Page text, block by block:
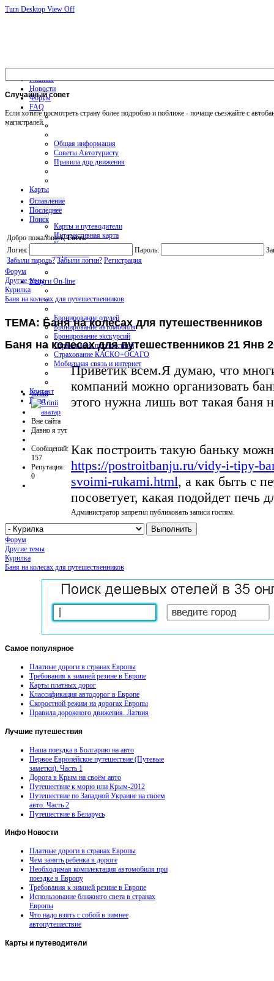
Turn Desktop View Off
Главная
Новости
Форум
FAQ
Общая информация
Советы Автотуристу
Правила дор.движения
Карты
Карты и путеводители
Интерактивная карта
Карты платных дорог
Карта сайта
Услуги On-line
Бронирование отелей
Бронирование автомобиля
Бронирование экскурсий
Страхование путешествий
Страхование КАСКО+ОСАГО
Мобильная связь и интернет
Контакт
Вход
Случайныйсовет
Если хотите посмотреть страну более подробно и поближе - почаще сьезжайте с
магистралей.
Оглавление
Последнее
Поиск
Добро пожаловать,Гость
Логин:
Пароль:
Забыли пароль? Забыли логин? Регистрация
Форум
Другие темы
Курилка
Баня на колесах для путешественников
ТЕМА: Баня на колесах для путешественников
Баня на колесах для путешественников 21 Янв
Grinii
Вне сайта
Давно я тут
Сообщений:
157
Репутация:
0
Приветик всем.Я думаю, что
компаний можно организовать
этого нужна лишь вот такая баня
Как построить такую баньку
https://postroitbanju.ru/vidy-i-tipy-
svoimi-rukami.html, а как быть с
посоветует, какая подойдет печь
Администратор запретил публиковать записи гостям.
Форум
Другие темы
Курилка
Баня на колесах для путешественников
Самое популярное
Платные дороги в странах Европы
Требования к зимней резине в Европе
Карты платных дорог
Классификация автодорог в Европе
Скоростной режим на дорогах Европы
Правила дорожного движения. Латвия
Лучшие путешествия
Наша поездка в Болгарию на авто
Первое Европейское путешествие (Путевые
заметки). Часть 1
Дорога в Крым на своём авто
Путешествие к морю или Крым-2012
Путешествие по Западной Украине на своем
авто. Часть 2
Путешествие в Беларусь
Инфо Новости
Платные дороги в странах Европы
Чем занять ребенка в дороге
Необходимая комплектация автомобиля при
поездке в Европу
Требования к зимней резине в Европе
Использование ближнего света в странах
Европы
Что надо взять с собой в зимнее
автопутешествие
Карты и путеводители